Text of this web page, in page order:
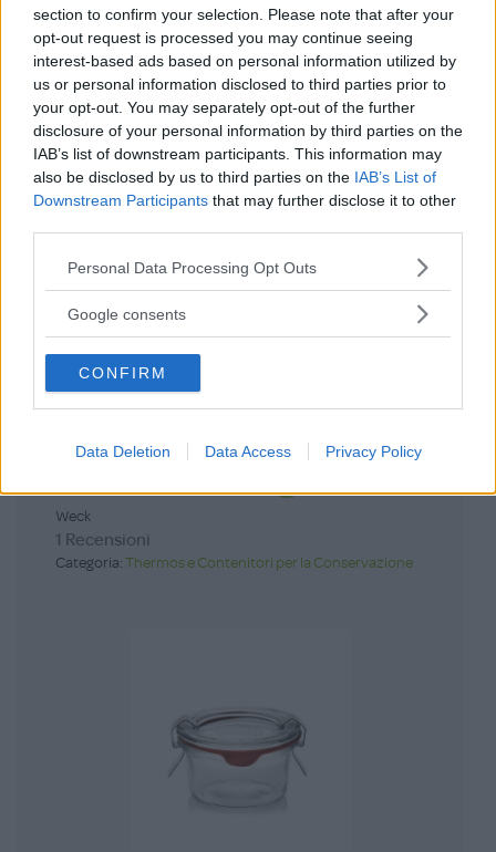
section to confirm your selection. Please note that after your
opt-out request is processed you may continue seeing
interest-based ads based on personal information utilized by
us or personal information disclosed to third parties prior to
your opt-out. You may separately opt-out of the further
disclosure of your personal information by third parties on the
IAB’s list of downstream participants. This information may
also be disclosed by us to third parties on the IAB’s List of
Downstream Participants that may further disclose it to other
Please note that this website/app uses one or more Google
not limited to your visit or usage behaviour. You may click to
use your data for below specified purposes in below Google
consent section.
Personal Data Processing Opt Outs
Google consents
CONFIRM
Data Deletion Data Access Privacy Policy
LOGIN
Password dimenticata?
Scopri anche
Weck
1 Recensioni
Categoria:Thermos e Contenitori per la Conservazione